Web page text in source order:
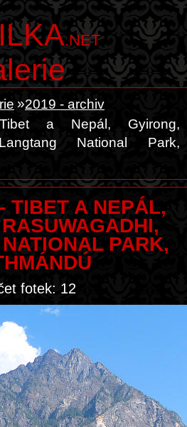
.NET
2019 - archiv
a Nepál, Gyirong,
National Park,
TIBET A NEPÁL,
PARK,
fotek: 12